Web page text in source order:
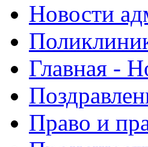
Новости
Главная -
Право и